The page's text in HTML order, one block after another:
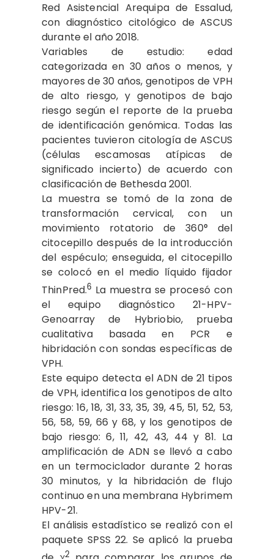
Red Asistencial Arequipa de Essalud,
con diagnóstico citológico de ASCUS
durante el año 2018.
Variables de estudio: edad
categorizada en 30 años o menos, y
mayores de 30 años, genotipos de VPH
de alto riesgo, y genotipos de bajo
riesgo según el reporte de la prueba
de identificación genómica. Todas las
pacientes tuvieron citología de ASCUS
(células escamosas atípicas de
significado incierto) de acuerdo con
clasificación de Bethesda 2001.
La muestra se tomó de la zona de
transformación cervical, con un
movimiento rotatorio de 360​​° del
citocepillo después de la introducción
del espéculo; enseguida, el citocepillo
se colocó en el medio líquido fijador
ThinPred.6 La muestra se procesó con
el equipo diagnóstico 21-HPV-
Genoarray de Hybriobio, prueba
cualitativa basada en PCR e
hibridación con sondas específicas de
VPH.
Este equipo detecta el ADN de 21 tipos
de VPH, identifica los genotipos de alto
riesgo: 16, 18, 31, 33, 35, 39, 45, 51, 52, 53,
56, 58, 59, 66 y 68, y los genotipos de
bajo riesgo: 6, 11, 42, 43, 44 y 81. La
amplificación de ADN se llevó a cabo
en un termociclador durante 2 horas
30 minutos, y la hibridación de flujo
continuo en una membrana Hybrimem
HPV-21.
El análisis estadístico se realizó con el
paquete SPSS 22. Se aplicó la prueba
2